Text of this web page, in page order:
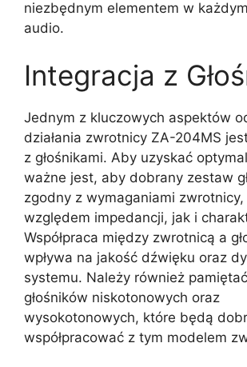
niezbędnym elementem w
audio.
Integracja z
Jednym z kluczowych aspektów
działania zwrotnicy ZA-204MS
z głośnikami. Aby uzyskać
ważne jest, aby dobrany zestaw
zgodny z wymaganiami
względem impedancji, jak i
Współpraca między zwrotnicą a
wpływa na jakość dźwięku oraz
systemu. Należy również
głośników niskotonowych oraz
wysokotonowych, które będą
współpracować z tym modelem